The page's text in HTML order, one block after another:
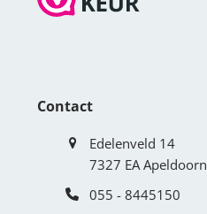
Contact
Edelenveld 14
7327 EA Apeldoorn
055 - 8445150